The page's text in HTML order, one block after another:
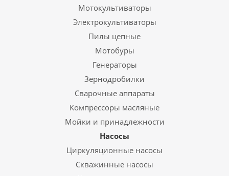
Мотокультиваторы
Электрокультиваторы
Пилы цепные
Мотобуры
Генераторы
Зернодробилки
Сварочные аппараты
Компрессоры масляные
Мойки и принадлежности
Насосы
Циркуляционные насосы
Скважинные насосы